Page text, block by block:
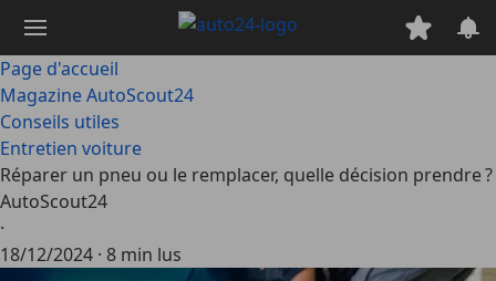
contenu
principal
Page d'accueil
Magazine AutoScout24
Conseils utiles
Entretien voiture
Réparer un pneu ou le remplacer, quelle décision prendre ?
AutoScout24
·
18/12/2024 · 8 min lus